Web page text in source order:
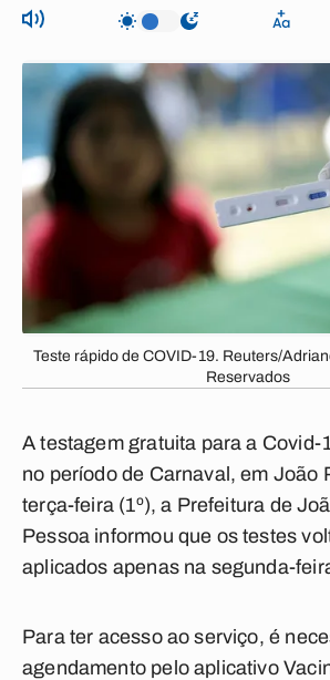
Teste rápido de COVID-19. Reuters/
Reservados
A testagem gratuita para a Covid-
no período de Carnaval, em João
terça-feira (1º), a Prefeitura de
Pessoa informou que os testes
aplicados apenas na segunda-
Para ter acesso ao serviço, é
agendamento pelo aplicativo